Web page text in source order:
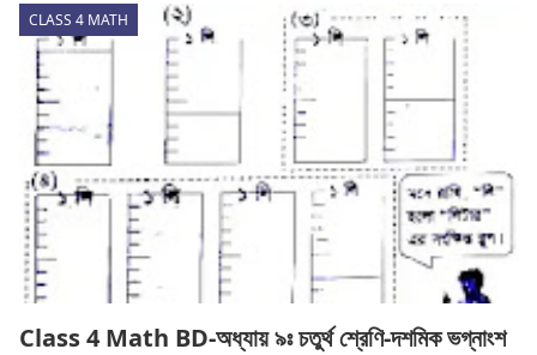
CLASS 4 MATH
Class 4 Math BD-অধ্যায় ৯ঃ চতুর্থ শ্রেণি-দশমিক ভগ্নাংশ